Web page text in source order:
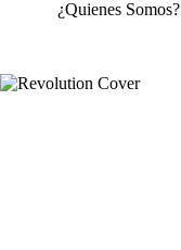
¿Quienes Somos?